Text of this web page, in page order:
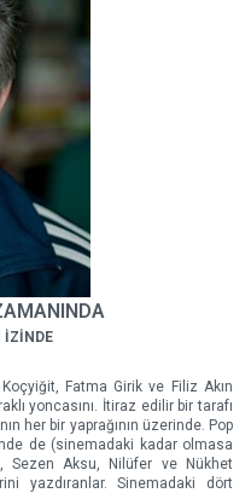
İZİNDE
Fatma Girik ve Filiz Akın
yoncasını. İtiraz edilir bir tarafı
her bir yaprağının üzerinde. Pop
de (sinemadaki kadar olmasa
Sezen Aksu, Nilüfer ve Nükhet
yazdıranlar. Sinemadaki dört